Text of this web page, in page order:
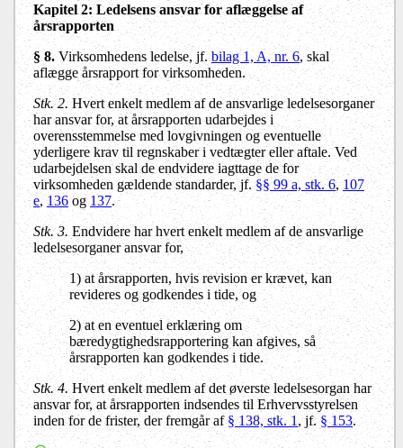
Kapitel 2: Ledelsens ansvar for aflæggelse af
årsrapporten
§ 8. Virksomhedens ledelse, jf. bilag 1, A, nr. 6, skal
aflægge årsrapport for virksomheden.
Stk. 2. Hvert enkelt medlem af de ansvarlige ledelsesorganer
har ansvar for, at årsrapporten udarbejdes i
overensstemmelse med lovgivningen og eventuelle
yderligere krav til regnskaber i vedtægter eller aftale. Ved
udarbejdelsen skal de endvidere iagttage de for
virksomheden gældende standarder, jf.§§ 99 a, stk. 6, 107
e,136 og137.
Stk. 3. Endvidere har hvert enkelt medlem af de ansvarlige
ledelsesorganer ansvar for,
1) at årsrapporten, hvis revision er krævet, kan
revideres og godkendes i tide, og
2) at en eventuel erklæring om
bæredygtighedsrapportering kan afgives, så
årsrapporten kan godkendes i tide.
Stk. 4. Hvert enkelt medlem af det øverste ledelsesorgan har
ansvar for, at årsrapporten indsendes til Erhvervsstyrelsen
inden for de frister, der fremgår af§ 138, stk. 1, jf. § 153.